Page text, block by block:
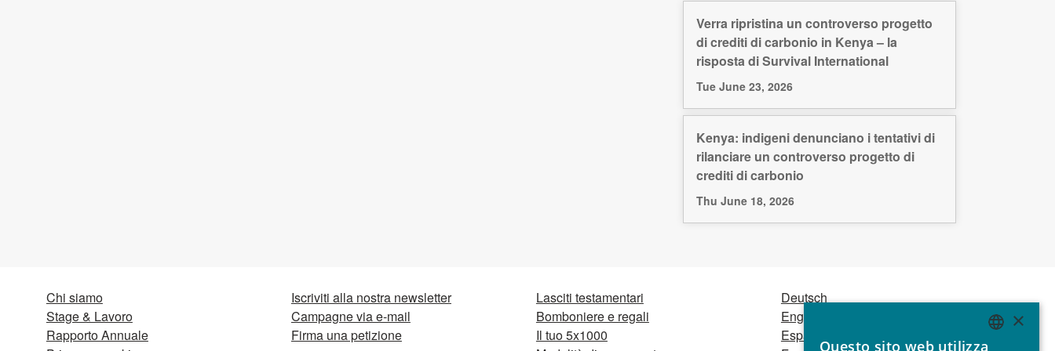
Verra ripristina un controverso progetto
di crediti di carbonio in Kenya – la
risposta di Survival International
Tue June 23, 2026
Kenya: indigeni denunciano i tentativi di
rilanciare un controverso progetto di
crediti di carbonio
Thu June 18, 2026
Chi siamo
Stage & Lavoro
Rapporto Annuale
Iscriviti alla nostra newsletter
Campagne via e-mail
Firma una petizione
Lasciti testamentari
Bomboniere e regali
Il tuo 5x1000
Deutsch
English
Español
×
Questo sito web utilizza